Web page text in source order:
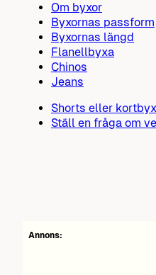
Om byxor
Byxornas passform
Byxornas längd
Flanellbyxa
Chinos
Jeans
Shorts eller
Ställ en fråga om
Annons: